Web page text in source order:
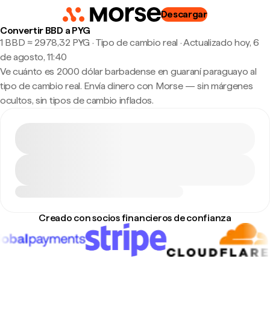
Descargar
Convertir BBD a PYG
1 BBD ≈ 2978,32 PYG · Tipo de cambio real ·Actualizado hoy, 6
de agosto, 11:40
Ve cuánto es 2000 dólar barbadense en guaraní paraguayo al
tipo de cambio real. Envía dinero con Morse — sin márgenes
ocultos, sin tipos de cambio inflados.
Creado con socios financieros de confianza